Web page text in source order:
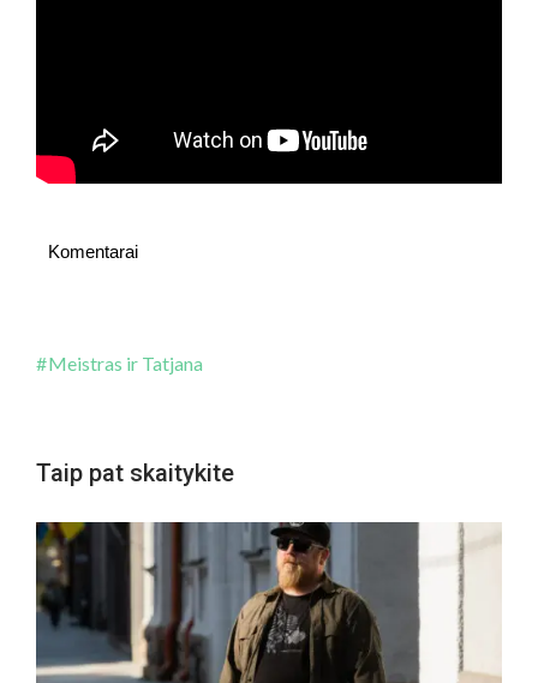
Komentarai
Meistras ir Tatjana
Taip pat skaitykite